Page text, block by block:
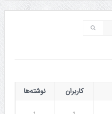
کاربران نوشته‌ها